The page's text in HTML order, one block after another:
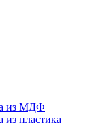
из МДФ
из пластика